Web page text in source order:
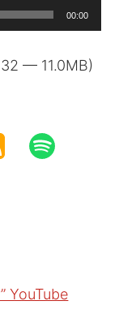
00:00
— 11.0MB)
YouTube